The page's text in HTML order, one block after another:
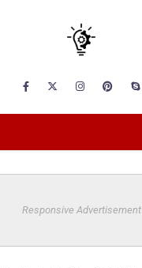
Responsive Advertisement